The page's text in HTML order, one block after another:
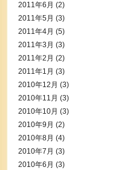
2011年6月 (2)
2011年5月 (3)
2011年4月 (5)
2011年3月 (3)
2011年2月 (2)
2011年1月 (3)
2010年12月 (3)
2010年11月 (3)
2010年10月 (3)
2010年9月 (2)
2010年8月 (4)
2010年7月 (3)
2010年6月 (3)